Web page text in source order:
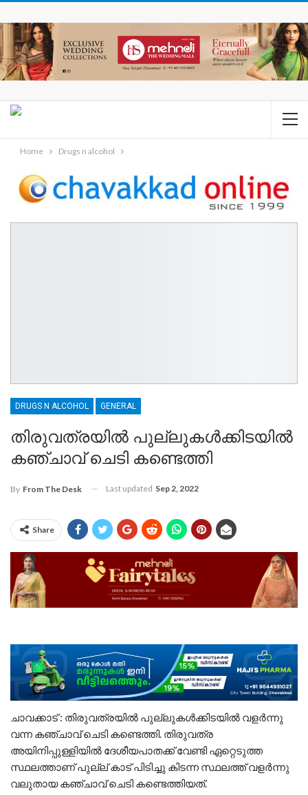
Home Drugs n alcohol
DRUGS N ALCOHOL GENERAL
തിരുവത്രയിൽ പുല്ലുകൾക്കിടയിൽ
കഞ്ചാവ് ചെടി കണ്ടെത്തി
By From The Desk Last updated Sep 2, 2022
Share
ചാവക്കാട് : തിരുവത്രയിൽ പുല്ലുകൾക്കിടയിൽ വളർന്നു
വന്ന കഞ്ചാവ് ചെടി കണ്ടെത്തി. തിരുവത്ര
അയിനിപ്പുള്ളിയിൽ ദേശീയപാതക്ക് വേണ്ടി ഏറ്റെടുത്ത
സ്ഥലത്താണ് പുല്ല് കാട് പിടിച്ചു കിടന്ന സ്ഥലത്ത് വളർന്നു
വലുതായ കഞ്ചാവ് ചെടി കണ്ടെത്തിയത്.